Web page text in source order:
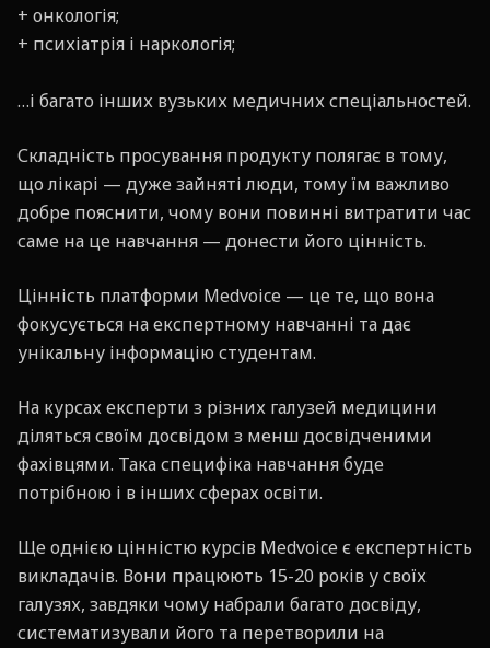
+ онкологія;
+ психіатрія і наркологія;
…і багато інших вузьких медичних спеціальностей.
Складність просування продукту полягає в тому,
що лікарі — дуже зайняті люди, тому їм важливо
добре пояснити, чому вони повинні витратити час
саме на це навчання — донести його цінність.
Цінність платформи Medvoice — це те, що вона
фокусується на експертному навчанні та дає
унікальну інформацію студентам.
На курсах експерти з різних галузей медицини
діляться своїм досвідом з менш досвідченими
фахівцями. Така специфіка навчання буде
потрібною і в інших сферах освіти.
Ще однією цінністю курсів Medvoice є експертність
викладачів. Вони працюють 15-20 років у своїх
галузях, завдяки чому набрали багато досвіду,
систематизували його та перетворили на